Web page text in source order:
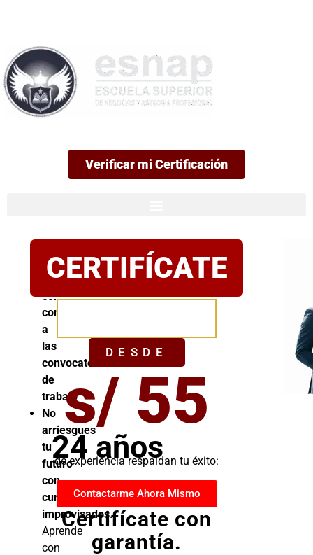
Verificar mi Certificación
oficial
Postula
con
confianza
a
las
convocatorias
de
trabajo
No
arriesgues
tu
futuro
con
cursos
improvisados.
Aprende
con
CERTIFÍCATE
DESDE
s/ 55
24 años
de experiencia respaldan tu éxito:
Contactarme Ahora Mismo
Certifícate con
garantía.